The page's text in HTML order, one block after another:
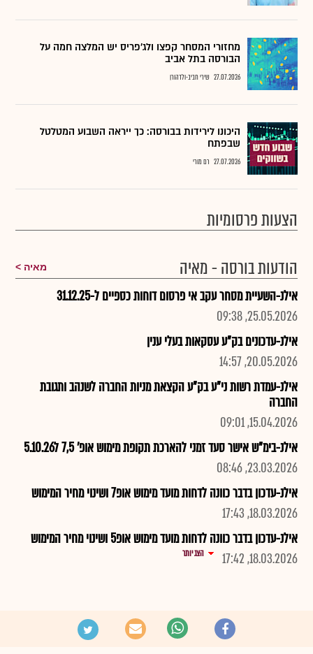
מחזורי המסחר קפצו ולג'פריס יש המלצה חמה על
הבורסה בתל אביב
27.07.2026 שירי חביב-ולדהורן
היכונו לירידות בבורסה: כך ייראה השבוע המטלטל
שבפתח
27.07.2026 רם מורי
הצעות פרסומיות
הודעות בורסה - מאיה
מאיה
אילנ-השעיית מסחר עקב אי פרסום דוחות כספיים ל-31.12.25
25.05.2026, 09:38
אילנ-עדכונים בק"ע עסקאות בעלי ענין
20.05.2026, 14:57
אילנ-עמדת רשות ני"ע בק"ע הקצאת מניות החברה לשנהב ותגובת
החברה
15.04.2026, 09:01
אילנ-בימ"ש אישר סעד זמני להארכת תקופת מימוש אופ' 7,5 ל5.10.26
23.03.2026, 08:46
אילנ-עדכון בדבר כוונה לדחות מועד מימוש אופ7 ושינוי מחיר המימוש
18.03.2026, 17:43
אילנ-עדכון בדבר כוונה לדחות מועד מימוש אופ5 ושינוי מחיר המימוש
18.03.2026, 17:42
הצג יותר